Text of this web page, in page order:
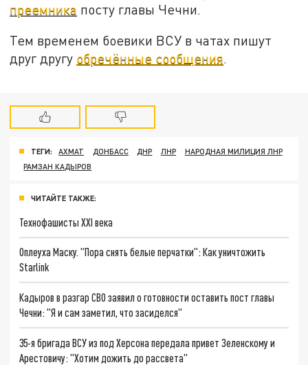
преемника посту главы Чечни.
Тем временем боевики ВСУ в чатах пишут
друг другу обречённые сообщения.
ТЕГИ: АХМАТ ДОНБАСС ДНР ЛНР
НАРОДНАЯ МИЛИЦИЯ ЛНР
РАМЗАН КАДЫРОВ
ЧИТАЙТЕ ТАКЖЕ:
Технофашисты XXI века
Оплеуха Маску. "Пора снять белые перчатки": Как уничтожить
Starlink
Кадыров в разгар СВО заявил о готовности оставить пост главы
Чечни: "Я и сам заметил, что засиделся"
35-я бригада ВСУ из под Херсона передала привет Зеленскому и
Арестовичу: "Хотим дожить до рассвета"